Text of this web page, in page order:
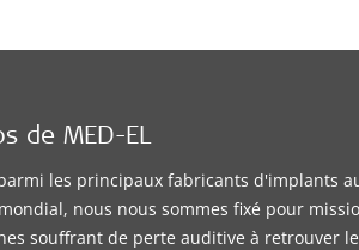
de MED-EL
les principaux fabricants d'implants
nous nous sommes fixé pour
souffrant de perte auditive à retrouver